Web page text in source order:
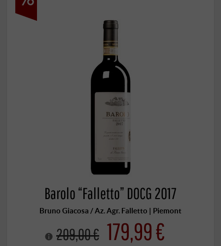
Barolo “Falletto” DOCG 2017
Bruno Giacosa / Az. Agr. Falletto | Piemont
209,00 € 179,99 €